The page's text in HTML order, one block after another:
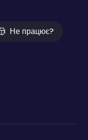
Не працює?